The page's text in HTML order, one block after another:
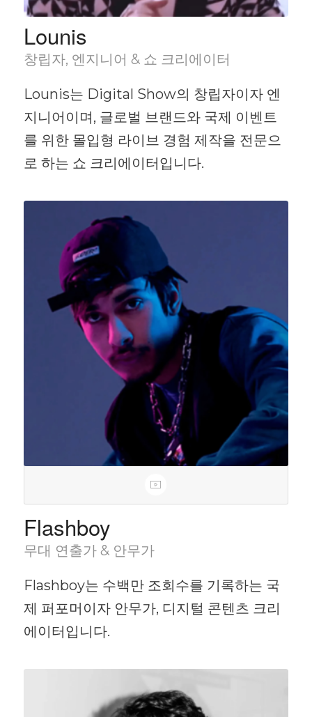
Lounis
창립자, 엔지니어 & 쇼 크리에이터
Lounis는 Digital Show의 창립자이자 엔
지니어이며, 글로벌 브랜드와 국제 이벤트
를 위한 몰입형 라이브 경험 제작을 전문으
로 하는 쇼 크리에이터입니다.
Flashboy
무대 연출가 & 안무가
Flashboy는 수백만 조회수를 기록하는 국
제 퍼포머이자 안무가, 디지털 콘텐츠 크리
에이터입니다.